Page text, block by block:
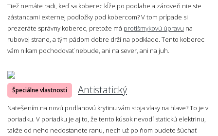
Tiež nemáte radi, keď sa koberec kĺže po podlahe a zároveň nie ste
zástancami externej podložky pod kobercom? V tom prípade si
prezeráte správny koberec, pretože má protišmykovú úpravu na
rubovej strane, a tým pádom dobre drží na podklade. Tento koberec
vám nikam pochodovať nebude, ani na sever, ani na juh.
Špeciálne vlastnosti Antistatický
Natešením na novú podlahovú krytinu vám stoja vlasy na hlave? To je v
poriadku. V poriadku je aj to, že tento kúsok nevodí statickú elektrinu,
takže od neho nedostanete ranu, nech už po ňom budete šúchať